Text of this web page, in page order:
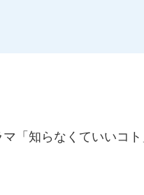
「知らなくていいコ